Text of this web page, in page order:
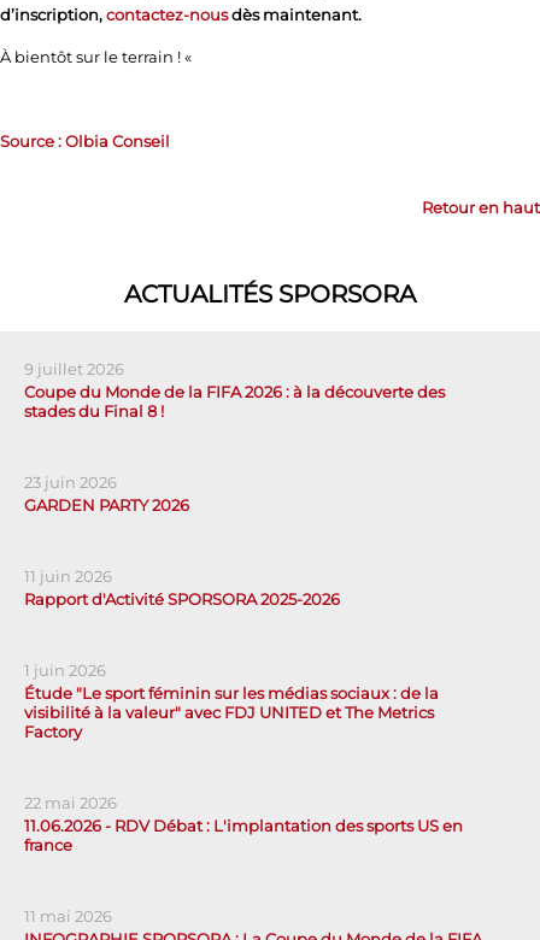
d’inscription,contactez-nousdès maintenant.
À bientôt sur le terrain ! «
Source : Olbia Conseil
Retour en haut
ACTUALITÉS SPORSORA
9 juillet 2026
Coupe du Monde de la FIFA 2026 : à la découverte des
stades du Final 8 !
23 juin 2026
GARDEN PARTY 2026
11 juin 2026
Rapport d'Activité SPORSORA 2025-2026
1 juin 2026
Étude "Le sport féminin sur les médias sociaux : de la
visibilité à la valeur" avec FDJ UNITED et The Metrics
Factory
22 mai 2026
11.06.2026 - RDV Débat : L'implantation des sports US en
france
11 mai 2026